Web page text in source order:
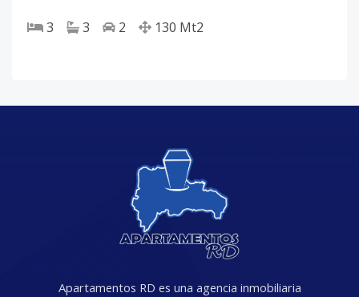
3 3 2 130 Mt2
Apartamentos RD es una agencia inmobiliaria